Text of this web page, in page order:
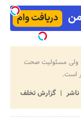
ولی مسئولیت صحت
است.
ناشر
گزارش تخلف